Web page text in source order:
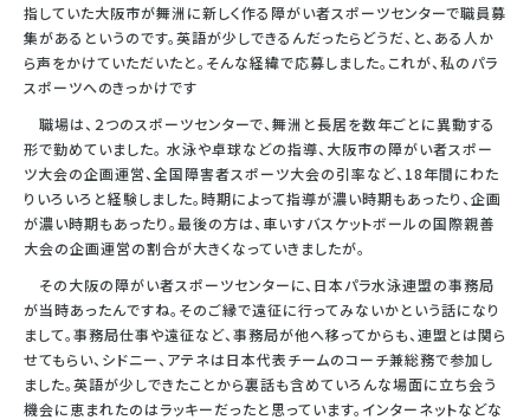
指していた大阪市が舞洲に新しく作る障がい者スポーツセンターで職員募
集があるというのです。英語が少しできるんだったらどうだ、と、ある人か
ら声をかけていただいたと。そんな経緯で応募しました。これが、私のパラ
スポーツへのきっかけです
職場は、２つのスポーツセンターで、舞洲と長居を数年ごとに異動する
形で勤めていました。 水泳や卓球などの指導、大阪市の障がい者スポー
ツ大会の企画運営、全国障害者スポーツ大会の引率など、18年間にわた
りいろいろと経験しました。時期によって指導が濃い時期もあったり、企画
が濃い時期もあったり。最後の方は、車いすバスケットボールの国際親善
大会の企画運営の割合が大きくなっていきましたが。
その大阪の障がい者スポーツセンターに、日本パラ水泳連盟の事務局
が当時あったんですね。そのご縁で遠征に行ってみないかという話になり
まして。事務局仕事や遠征など、事務局が他へ移ってからも、連盟とは関ら
せてもらい、シドニー、アテネは日本代表チームのコーチ兼総務で参加し
ました。英語が少しできたことから裏話も含めていろんな場面に立ち会う
機会に恵まれたのはラッキーだったと思っています。インターネットなどな